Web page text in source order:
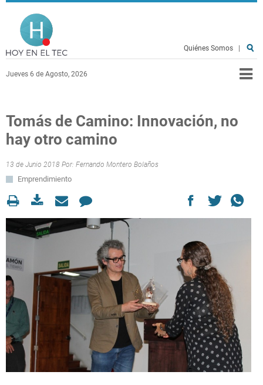
Pasar al contenido principal
Jueves 6 de Agosto, 2026
Quiénes Somos
Tomás de Camino: Innovación, no
hay otro camino
13 de Junio 2018 Por: Fernando Montero Bolaños
Emprendimiento